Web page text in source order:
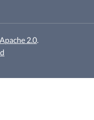
Apache 2.0.